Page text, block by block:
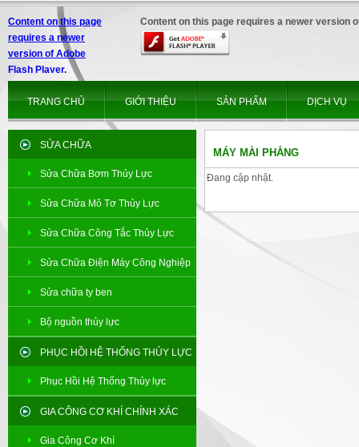
Content on this page
requires a newer
version of Adobe
Flash Player.
Content on this page requires a newer version
TRANG CHỦ GIỚI THIỆU SẢN PHẨM DỊCH VỤ
SỬA CHỮA
Sửa Chữa Bơm Thủy Lực
Sửa Chữa Mô Tơ Thủy Lực
Sửa Chữa Công Tắc Thủy Lực
Sửa Chữa Điện Máy Công Nghiệp
Sửa chữa ty ben
Bộ nguồn thủy lực
PHỤC HỒI HỆ THỐNG THỦY LỰC
Phục Hồi Hệ Thống Thủy lực
GIA CÔNG CƠ KHÍ CHÍNH XÁC
Gia Công Cơ Khí
MÁY MÀI PHẲNG
Đang cập nhật.